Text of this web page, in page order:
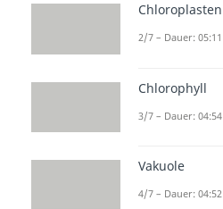
Chloroplasten
2/7 – Dauer: 05:11
Chlorophyll
3/7 – Dauer: 04:54
Vakuole
4/7 – Dauer: 04:52